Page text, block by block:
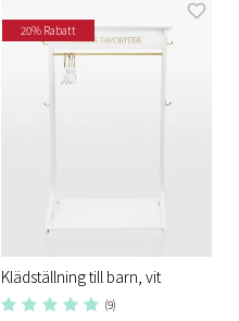
20% Rabatt
Klädställning till barn, vit
(9)